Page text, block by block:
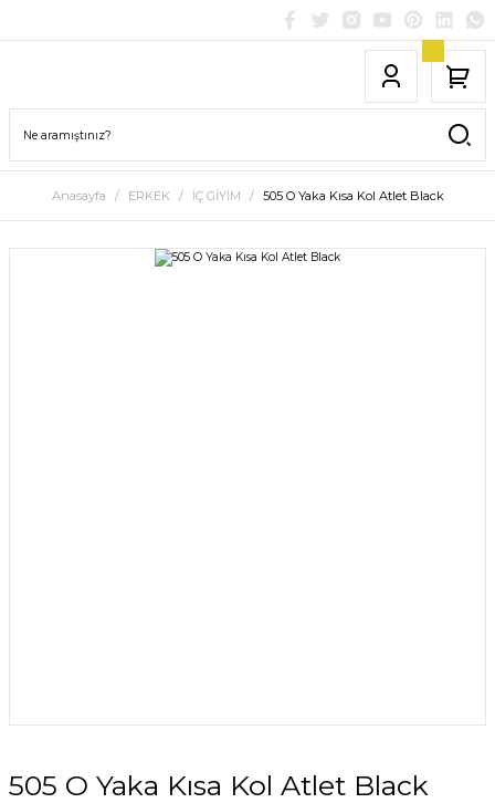
Anasayfa ERKEK İÇ GİYİM 505 O Yaka Kısa Kol Atlet Black
505 O Yaka Kısa Kol Atlet Black